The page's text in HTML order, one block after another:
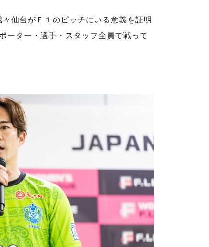
仙台がＦ１のピッチにいる意義を証明
ーター・選手・スタッフ全員で戦って